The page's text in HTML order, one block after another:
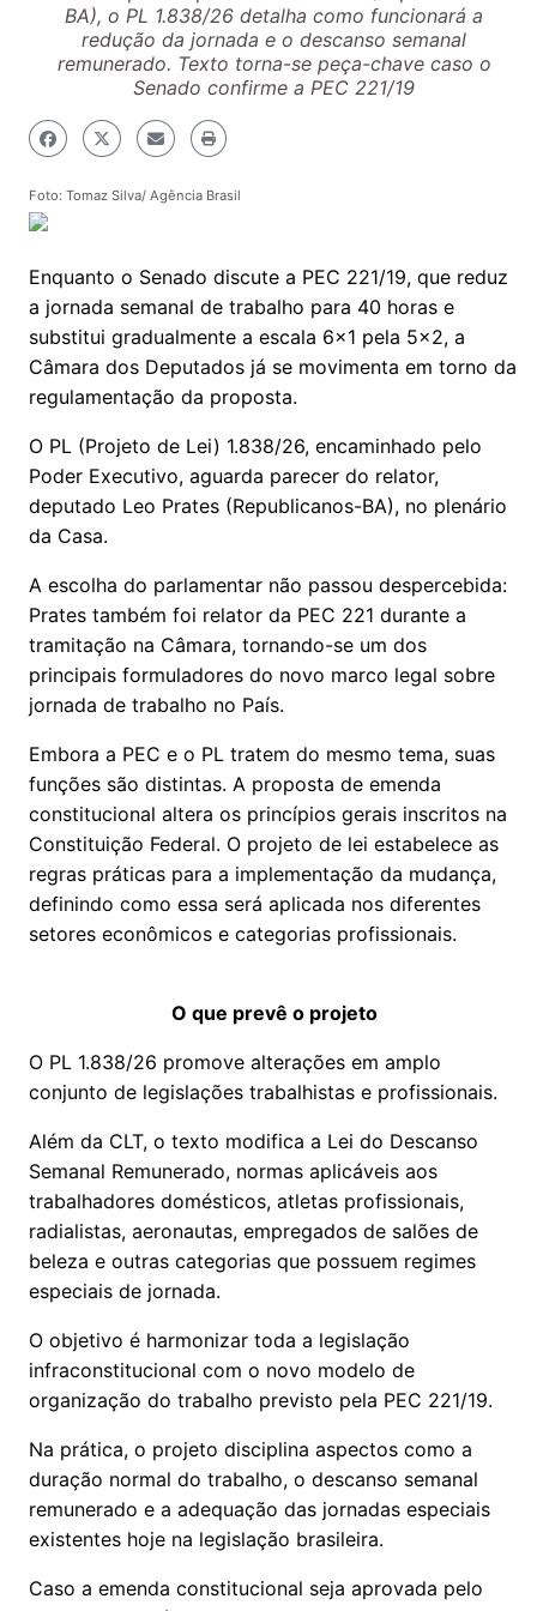
BA), o PL 1.838/26 detalha como funcionará a
redução da jornada e o descanso semanal
remunerado. Texto torna-se peça-chave caso o
Senado confirme a PEC 221/19
Foto: Tomaz Silva/ Agência Brasil
Enquanto o Senado discute a PEC 221/19, que reduz
a jornada semanal de trabalho para 40 horas e
substitui gradualmente a escala 6x1 pela 5x2, a
Câmara dos Deputados já se movimenta em torno da
regulamentação da proposta.
O PL (Projeto de Lei) 1.838/26, encaminhado pelo
Poder Executivo, aguarda parecer do relator,
deputado Leo Prates (Republicanos-BA), no plenário
da Casa.
A escolha do parlamentar não passou despercebida:
Prates também foi relator da PEC 221 durante a
tramitação na Câmara, tornando-se um dos
principais formuladores do novo marco legal sobre
jornada de trabalho no País.
Embora a PEC e o PL tratem do mesmo tema, suas
funções são distintas. A proposta de emenda
constitucional altera os princípios gerais inscritos na
Constituição Federal. O projeto de lei estabelece as
regras práticas para a implementação da mudança,
definindo como essa será aplicada nos diferentes
setores econômicos e categorias profissionais.
O que prevê o projeto
O PL 1.838/26 promove alterações em amplo
conjunto de legislações trabalhistas e profissionais.
Além da CLT, o texto modifica a Lei do Descanso
Semanal Remunerado, normas aplicáveis aos
trabalhadores domésticos, atletas profissionais,
radialistas, aeronautas, empregados de salões de
beleza e outras categorias que possuem regimes
especiais de jornada.
O objetivo é harmonizar toda a legislação
infraconstitucional com o novo modelo de
organização do trabalho previsto pela PEC 221/19.
Na prática, o projeto disciplina aspectos como a
duração normal do trabalho, o descanso semanal
remunerado e a adequação das jornadas especiais
existentes hoje na legislação brasileira.
Caso a emenda constitucional seja aprovada pelo